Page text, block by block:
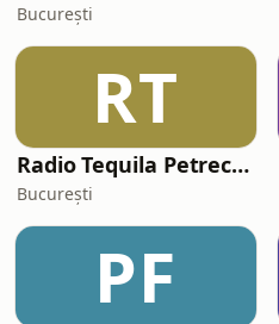
București
RT
Radio Tequila Petrecere
București
PF